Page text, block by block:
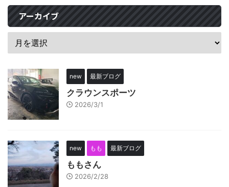
アーカイブ
new 最新ブログ
クラウンスポーツ
2026/3/1
new もも 最新ブログ
ももさん
2026/2/28